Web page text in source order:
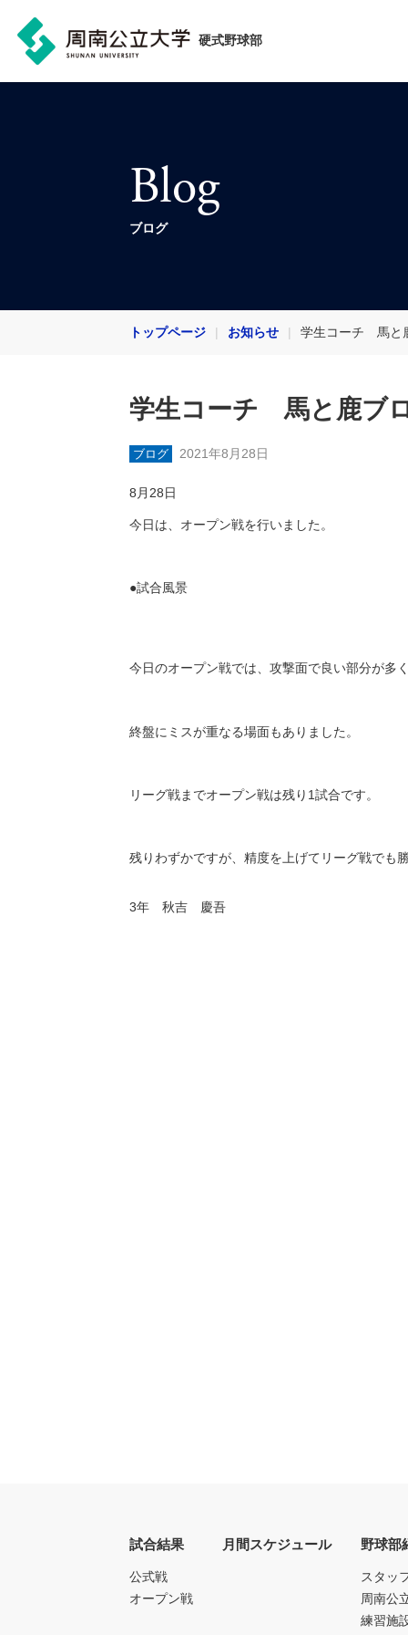
硬式野球部
Blog
ブログ
トップページ お知らせ 学生コーチ 馬と
学生コーチ 馬と鹿ブ
ブログ 2021年8月28日
8月28日
今日は、オープン戦を行いました。
●試合風景
今日のオープン戦では、攻撃面で良い部分が多
終盤にミスが重なる場面もありました。
リーグ戦までオープン戦は残り 1試合です。
残りわずかですが、精度を上げてリーグ戦でも
3年 秋吉 慶吾
試合結果
公式戦
オープン戦
月間スケジュール 野球部
スタッ
周南公
練習施